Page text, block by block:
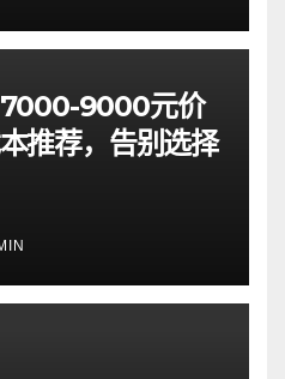
9000元价
推荐，告别选择